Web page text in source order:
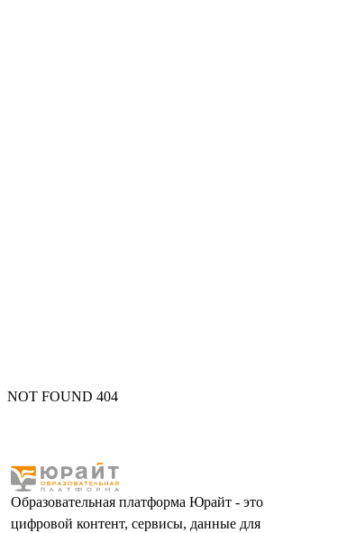
NOT FOUND 404
Образовательная платформа Юрайт - это
цифровой контент, сервисы, данные для